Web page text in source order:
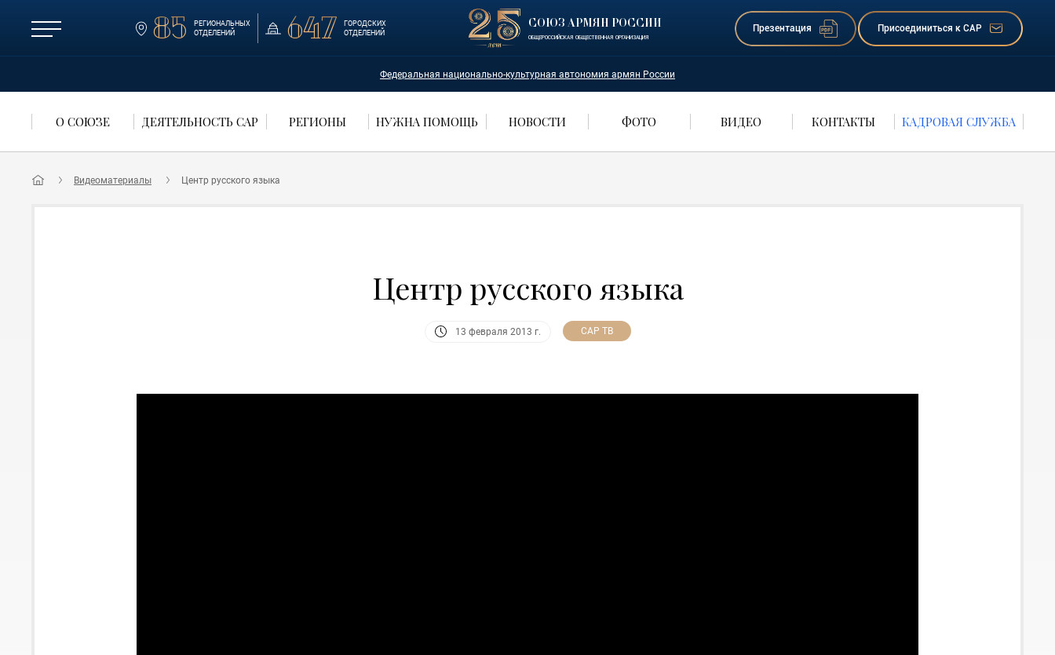
85
РЕГИОНАЛЬНЫХ
ОТДЕЛЕНИЙ
647
ГОРОДСКИХ
ОТДЕЛЕНИЙ
СОЮЗ АРМЯН РОССИИ
ОБЩЕРОССИЙСКАЯ ОБЩЕСТВЕННАЯ ОРГАНИЗАЦИЯ
Презентация Присоединиться к САР
Федеральная национально-культурная автономия армян России
О СОЮЗЕ ДЕЯТЕЛЬНОСТЬ САР РЕГИОНЫ НУЖНА ПОМОЩЬ НОВОСТИ ФОТО ВИДЕО КОНТАКТЫ КАДРОВАЯ СЛУЖБА
Видеоматериалы Центр русского языка
Центр русского языка
13 февраля 2013 г. САР ТВ